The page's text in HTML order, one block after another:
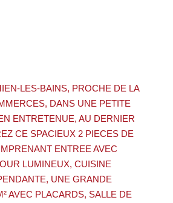
LES-BAINS, PROCHE DE LA
DANS UNE PETITE
ENTRETENUE, AU DERNIER
CE SPACIEUX 2 PIECES DE
ENTREE AVEC
LUMINEUX, CUISINE
UNE GRANDE
AVEC PLACARDS, SALLE DE